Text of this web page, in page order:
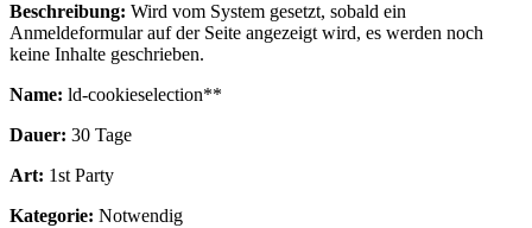
Beschreibung: Wird vom System gesetzt, sobald ein
Anmeldeformular auf der Seite angezeigt wird, es werden noch
keine Inhalte geschrieben.
Name: ld-cookieselection**
Dauer: 30 Tage
Art: 1st Party
Kategorie: Notwendig